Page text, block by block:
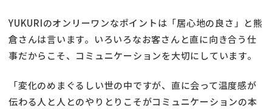
YUKURIのオンリーワンなポイントは「居心地の良さ」と熊
倉さんは言います。いろいろなお客さんと直に向き合う仕
事だからこそ、コミュニケーションを大切にしています。
「変化のめまぐるしい世の中ですが、直に会って温度感が
伝わる人と人とのやりとりこそがコミュニケーションの本